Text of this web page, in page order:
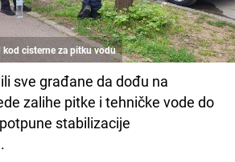
kod cisterne za pitku vodu
sve građane da dođu na
zalihe pitke i tehničke vode do
stabilizacije